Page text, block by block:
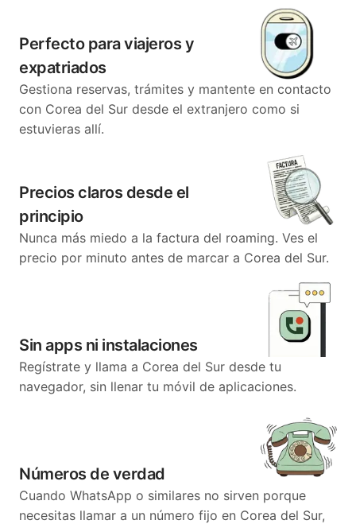
Perfecto para viajeros y
expatriados
Gestiona reservas, trámites y mantente en contacto
con Corea del Sur desde el extranjero como si
estuvieras allí.
Precios claros desde el
principio
Nunca más miedo a la factura del roaming. Ves el
precio por minuto antes de marcar a Corea del Sur.
Sin apps ni instalaciones
Regístrate y llama a Corea del Sur desde tu
navegador, sin llenar tu móvil de aplicaciones.
Números de verdad
Cuando WhatsApp o similares no sirven porque
necesitas llamar a un número fijo en Corea del Sur,